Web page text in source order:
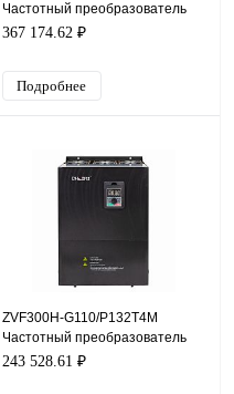
Частотный преобразователь
ZVF300H, 380В, 160кВт, 300А
367 174.62 ₽
Подробнее
ZVF300H-G110/P132T4M
Частотный преобразователь
ZVF300H, 380В, 110кВт, 210А
243 528.61 ₽